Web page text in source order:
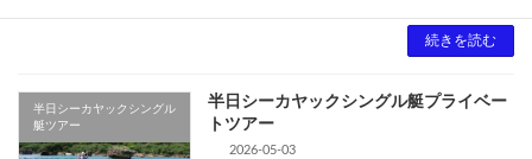
続きを読む
半日シーカヤックシングル
艇ツアー
半日シーカヤックシングル艇プライベー
トツアー
2026-05-03